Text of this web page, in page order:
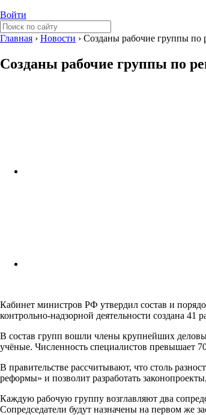
Войти
Главная › Новости › Созданы рабочие группы по
Созданы рабочие группы по
Кабинет министров РФ утвердил состав и
контрольно-надзорной деятельности создана 41
В состав групп вошли члены крупнейших
учёные. Численность специалистов превышает
В правительстве рассчитывают, что столь
реформы» и позволит разработать
Каждую рабочую группу возглавляют два
Сопредседатели будут назначены на первом же